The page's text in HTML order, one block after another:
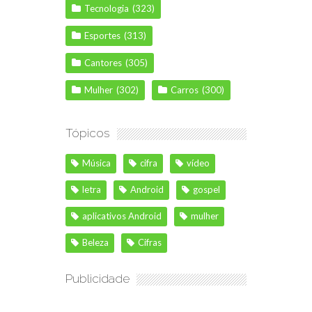
Tecnologia (323)
Esportes (313)
Cantores (305)
Mulher (302) Carros (300)
Tópicos
Música cifra vídeo
letra Android gospel
aplicativos Android mulher
Beleza Cifras
Publicidade